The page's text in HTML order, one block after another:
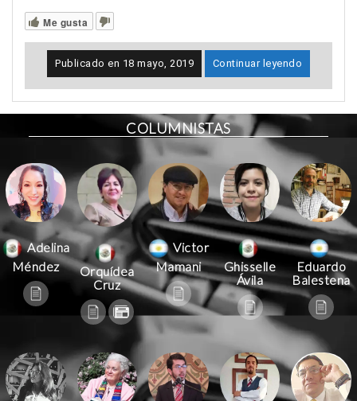
Me gusta
Publicado en 18 mayo, 2019 Continuar leyendo
COLUMNISTAS
Adelina
Méndez
Orquídea
Cruz
Victor
Mamani
Ghisselle
Ávila
Eduardo
Balestena